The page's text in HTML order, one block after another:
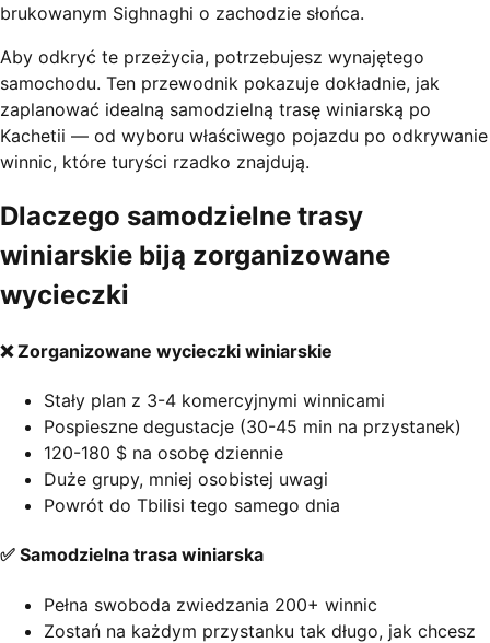
brukowanym Sighnaghi o zachodzie słońca.
Aby odkryć te przeżycia, potrzebujesz wynajętego
samochodu. Ten przewodnik pokazuje dokładnie, jak
zaplanować idealną samodzielną trasę winiarską po
Kachetii — od wyboru właściwego pojazdu po odkrywanie
winnic, które turyści rzadko znajdują.
Dlaczego samodzielne trasy
winiarskie biją zorganizowane
wycieczki
❌ Zorganizowane wycieczki winiarskie
Stały plan z 3-4 komercyjnymi winnicami
Pospieszne degustacje (30-45 min na przystanek)
120-180 $ na osobę dziennie
Duże grupy, mniej osobistej uwagi
Powrót do Tbilisi tego samego dnia
✅ Samodzielna trasa winiarska
Pełna swoboda zwiedzania 200+ winnic
Zostań na każdym przystanku tak długo, jak chcesz